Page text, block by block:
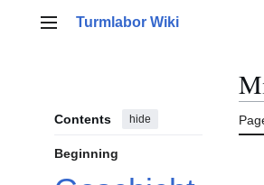
Main menu
Turmlabor Wiki
Contents hide
Beginning